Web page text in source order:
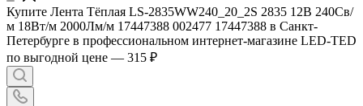
Купите Лента Тёплая LS-2835WW240_20_2S 2835 12В 240Св/
м 18Вт/м 2000Лм/м 17447388 002477 17447388 в Санкт-
Петербурге в профессиональном интернет-магазине LED-TED
по выгодной цене — 315 ₽